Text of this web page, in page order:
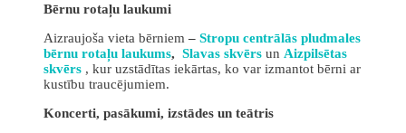
Bērnu rotaļu laukumi
Aizraujoša vieta bērniem – Stropu centrālās pludmales
bērnu rotaļu laukums, Slavas skvērs un Aizpilsētas
skvērs , kur uzstādītas iekārtas, ko var izmantot bērni ar
kustību traucējumiem.
Koncerti, pasākumi, izstādes un teātris